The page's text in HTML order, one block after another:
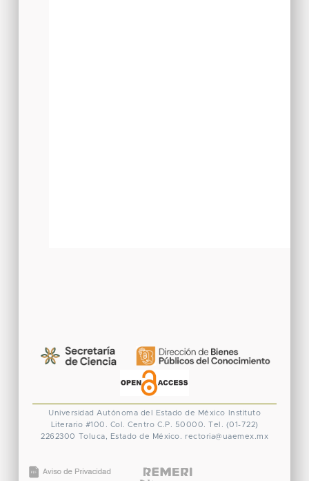
Universidad Autónoma del Estado de México
Instituto
Literario #100. Col. Centro C.P. 50000. Tel. (01-722)
2262300 Toluca, Estado de México. rectoria@uaemex.mx